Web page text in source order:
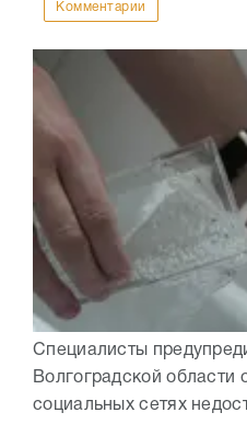
Комментарии
Специалисты
Волгоградской области
социальных сетях